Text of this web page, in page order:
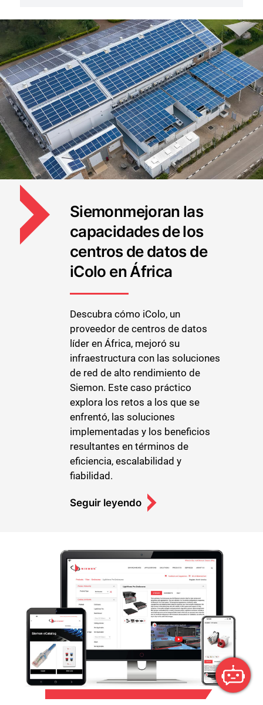
Siemonmejoran las
capacidades de los
centros de datos de
iColo en África
Descubra cómo iColo, un
proveedor de centros de datos
líder en África, mejoró su
infraestructura con las soluciones
de red de alto rendimiento de
Siemon. Este caso práctico
explora los retos a los que se
enfrentó, las soluciones
implementadas y los beneficios
resultantes en términos de
eficiencia, escalabilidad y
fiabilidad.
Seguir leyendo